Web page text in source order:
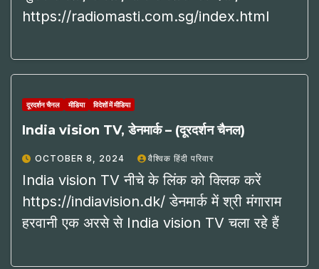
https://radiomasti.com.sg/index.html
दूरदर्शन चैनल मीडिया विदेशों में मीडिया
India vision TV, डेनमार्क – (दूरदर्शन चैनल)
OCTOBER 8, 2024 वैश्विक हिंदी परिवार
India vision TV नीचे के लिंक को क्लिक करें
https://indiavision.dk/ डेनमार्क में श्री मंगाराम
हरवानी एक अरसे से India vision TV चला रहे हैं